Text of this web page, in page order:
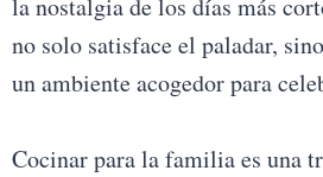
la nostalgia de los días más
no solo satisface el paladar,
un ambiente acogedor para
Cocinar para la familia es una